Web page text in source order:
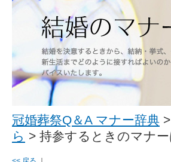
冠婚葬祭Q＆A マナー辞典 >
ら > 持参するときのマナー